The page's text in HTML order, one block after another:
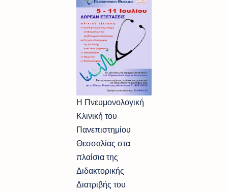
Η Πνευμονολογική
Κλινική του
Πανεπιστημίου
Θεσσαλίας στα
πλαίσια της
Διδακτορικής
Διατριβής του